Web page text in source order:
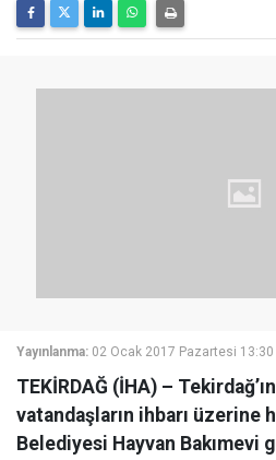
Yayınlanma: 02 Ocak 2017 Pazartesi 13:30
TEKİRDAĞ (İHA) –
vatandaşların ihbarı üzerine
Belediyesi Hayvan Bakımevi